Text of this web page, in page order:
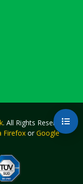
. All Rights Reserved.
Firefox or Google